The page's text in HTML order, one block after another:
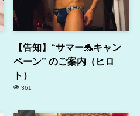
【告知】“サマー🐬キャン
ペーン” のご案内（ヒロ
ト）
361